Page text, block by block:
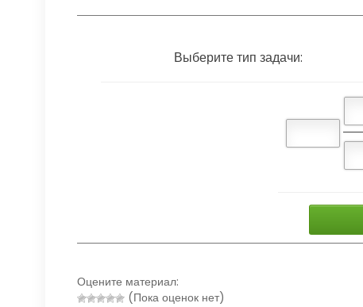
Выберите тип задачи:
Оцените материал:
(Пока оценок нет)